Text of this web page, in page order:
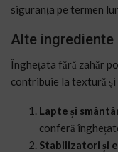
siguranța pe termen
Alte ingrediente
Înghețata fără zahăr
contribuie la textură și
Lapte și
conferă
Stabilizatori și